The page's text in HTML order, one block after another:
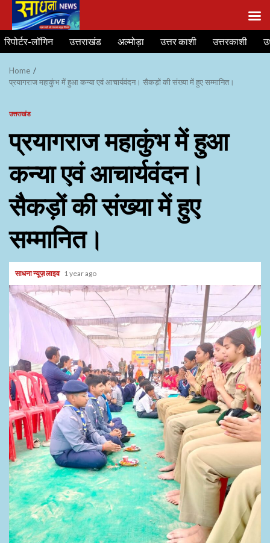
Skip
to
content
रिपोर्टर-लॉगिन उत्तराखंड अल्मोड़ा उत्तर काशी उत्तरकाशी
Home
प्रयागराज महाकुंभ में हुआ कन्या एवं आचार्यवंदन। सैकड़ों की संख्या में हुए सम्मानित।
उत्तराखंड
प्रयागराज महाकुंभ में हुआ
कन्या एवं आचार्यवंदन।
सैकड़ों की संख्या में हुए
सम्मानित।
साधना न्यूज़ लाइव 1 year ago